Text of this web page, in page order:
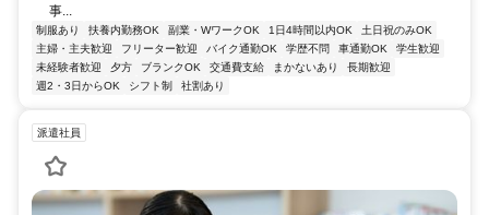
事...
制服あり 扶養内勤務OK 副業・WワークOK 1日4時間以内OK
土日祝のみOK
主婦・主夫歓迎
フリーター歓迎 バイク通勤OK 学歴不問 車通勤OK
学生歓迎
未経験者歓迎
夕方 ブランクOK 交通費支給 まかないあり
長期歓迎
週2・3日からOK
シフト制 社割あり
派遣社員